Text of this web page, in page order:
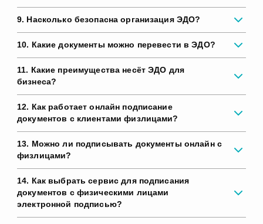
9. Насколько безопасна организация ЭДО?
10. Какие документы можно перевести в ЭДО?
11. Какие преимущества несёт ЭДО для
бизнеса?
12. Как работает онлайн подписание
документов с клиентами физлицами?
13. Можно ли подписывать документы онлайн с
физлицами?
14. Как выбрать сервис для подписания
документов с физическими лицами
электронной подписью?